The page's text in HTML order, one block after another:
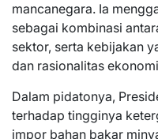
mancanegara. Ia
sebagai kombinasi
sektor, serta kebijakan
dan rasionalitas
Dalam pidatonya,
terhadap tingginya
impor bahan bakar